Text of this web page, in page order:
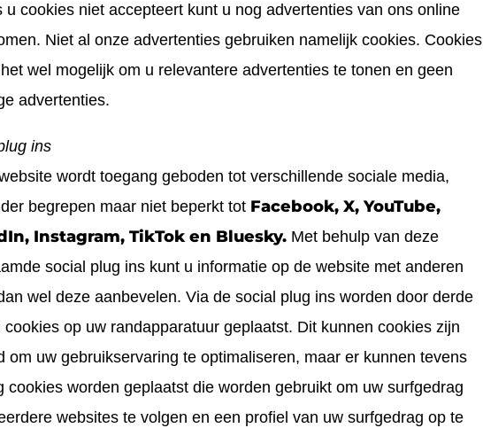
u cookies niet accepteert kunt u nog advertenties van ons online
Niet al onze advertenties gebruiken namelijk cookies. Cookies
wel mogelijk om u relevantere advertenties te tonen en geen
advertenties.
ins
wordt toegang geboden tot verschillende sociale media,
begrepen maar niet beperkt tot Facebook, X, YouTube,
Instagram, TikTok en Bluesky. Met behulp van deze
social plug ins kunt u informatie op de website met anderen
wel deze aanbevelen. Via de social plug ins worden door derde
cookies op uw randapparatuur geplaatst. Dit kunnen cookies zijn
om uw gebruikservaring te optimaliseren, maar er kunnen tevens
cookies worden geplaatst die worden gebruikt om uw surfgedrag
websites te volgen en een profiel van uw surfgedrag op te